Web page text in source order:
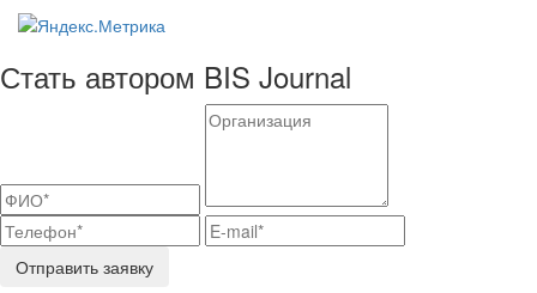
Стать автором BIS Journal
Отправить заявку